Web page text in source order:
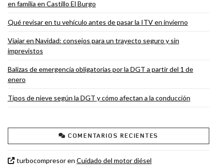
en familia en Castillo El Burgo
Qué revisar en tu vehículo antes de pasar la ITV en invierno
Viajar en Navidad: consejos para un trayecto seguro y sin
imprevistos
Balizas de emergencia obligatorias por la DGT a partir del 1 de
enero
Tipos de nieve según la DGT y cómo afectan a la conducción
COMENTARIOS RECIENTES
turbocompresoren Cuidado del motor diésel